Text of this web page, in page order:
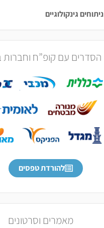
ניתוחים גינקולוגיים
הסדרים עם קופ”ח וחברות
להורדת טפסים
מאמרים וסרטונים